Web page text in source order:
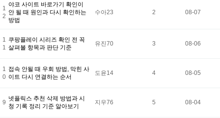
1
2
야코 사이트 바로가기 확인이
안 될 때 원인과 다시 확인하는
방법
수아23 2 08-07
1
1
쿠팡플레이 시리즈 확인 전 꼭
살펴볼 항목과 판단 기준
유진70 3 08-06
1
0
접속 안될 때 우회 방법, 막힌 사
이트 다시 연결하는 순서
도윤14 4 08-05
9
넷플릭스 추천 삭제 방법과 시
청 기록 정리 기준 알아보기
지우76 5 08-04